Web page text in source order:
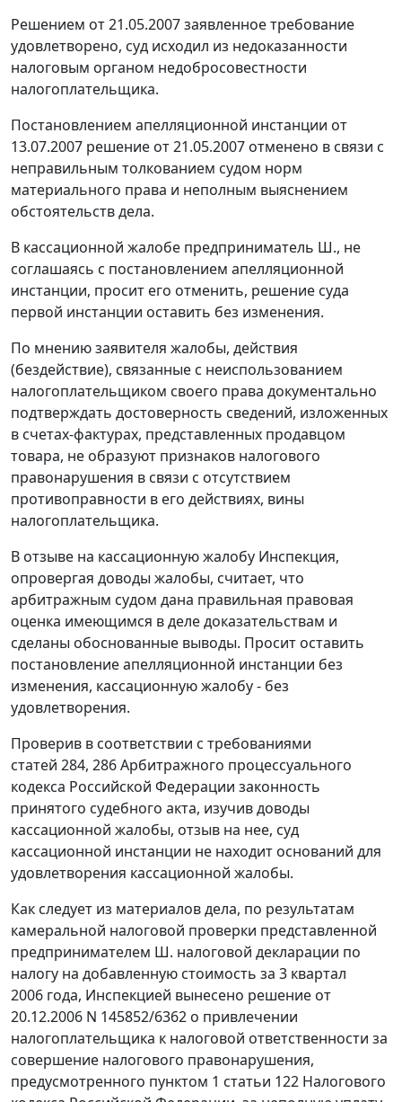
Решением от 21.05.2007 заявленное требование
удовлетворено, суд исходил из недоказанности
налоговым органом недобросовестности
налогоплательщика.
Постановлением апелляционной инстанции от
13.07.2007 решение от 21.05.2007 отменено в связи с
неправильным толкованием судом норм
материального права и неполным выяснением
обстоятельств дела.
В кассационной жалобе предприниматель Ш., не
соглашаясь с постановлением апелляционной
инстанции, просит его отменить, решение суда
первой инстанции оставить без изменения.
По мнению заявителя жалобы, действия
(бездействие), связанные с неиспользованием
налогоплательщиком своего права документально
подтверждать достоверность сведений, изложенных
в счетах-фактурах, представленных продавцом
товара, не образуют признаков налогового
правонарушения в связи с отсутствием
противоправности в его действиях, вины
налогоплательщика.
В отзыве на кассационную жалобу Инспекция,
опровергая доводы жалобы, считает, что
арбитражным судом дана правильная правовая
оценка имеющимся в деле доказательствам и
сделаны обоснованные выводы. Просит оставить
постановление апелляционной инстанции без
изменения, кассационную жалобу - без
удовлетворения.
Проверив в соответствии с требованиями
статей 284, 286Арбитражного процессуального
кодекса Российской Федерации законность
принятого судебного акта, изучив доводы
кассационной жалобы, отзыв на нее, суд
кассационной инстанции не находит оснований для
удовлетворения кассационной жалобы.
Как следует из материалов дела, по результатам
камеральной налоговой проверки представленной
предпринимателем Ш. налоговой декларации по
налогу на добавленную стоимость за 3 квартал
2006 года, Инспекцией вынесено решение от
20.12.2006 N 145852/6362 о привлечении
налогоплательщика к налоговой ответственности за
совершение налогового правонарушения,
предусмотренного пунктом 1 статьи 122 Налогового